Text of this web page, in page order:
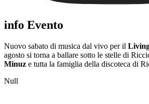
info Evento
Nuovo sabato di musica dal vivo per il
agosto si torna a ballare sotto le stelle di
Minuz e tutta la famiglia della discoteca di
Null